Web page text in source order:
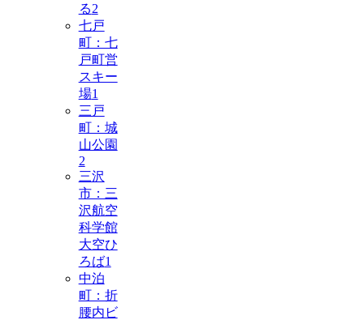
る2
七戸
町：七
戸町営
スキー
場1
三戸
町：城
山公園
2
三沢
市：三
沢航空
科学館
大空ひ
ろば1
中泊
町：折
腰内ビ